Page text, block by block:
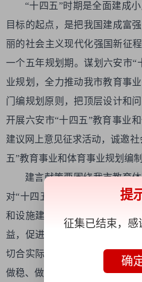
“十四五”时期是全面建成
目标的起点，是把我国建成富
丽的社会主义现代化强国新征
一个五年规划期。谋划六安市“
业规划，全力推动我市教育事
门编规划原则，把顶层设计和
开展六安市“十四五”教育事业
建议网上意见征求活动，诚邀
五”教育事业和体育事业规划编
建言献策要围绕我市教育
对“十四五”期间教育体育事业
和设施建设等主题，提出意见
益，促进我市“十四五”教育体
切合实际、谋划长远，把人民
做稳、做扎实。
提
征集已结束，感
确